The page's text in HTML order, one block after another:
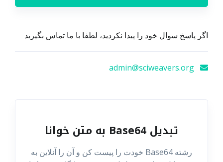
اگر پاسخ سوال خود را پیدا نکردید، لطفا با ما تماس بگیرید
تبدیل Base64 به متن خوانا
رشته Base64 خودت را پیست کن و آن را آنلاین به